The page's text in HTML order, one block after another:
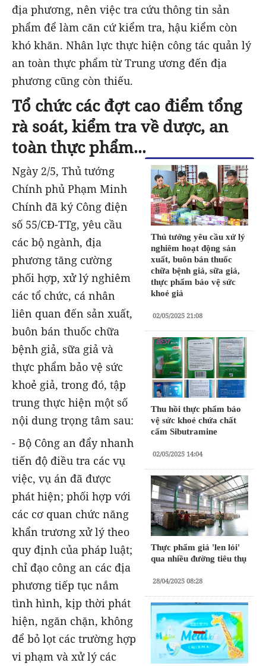
địa phương, nên việc tra cứu thông tin sản
phẩm để làm căn cứ kiểm tra, hậu kiểm còn
khó khăn. Nhân lực thực hiện công tác quản lý
an toàn thực phẩm từ Trung ương đến địa
phương cũng còn thiếu.
Tổ chức các đợt cao điểm tổng
rà soát, kiểm tra về dược, an
toàn thực phẩm...
Thủ tướng yêu cầu xử lý
nghiêm hoạt động sản
xuất, buôn bán thuốc
chữa bệnh giả, sữa giả,
thực phẩm bảo vệ sức
khoẻ giả
02/05/2025 21:08
Thu hồi thực phẩm bảo
vệ sức khoẻ chứa chất
cấm Sibutramine
02/05/2025 14:04
Thực phẩm giả 'len lỏi'
qua nhiều đường tiêu thụ
28/04/2025 08:28
Ngày 2/5, Thủ tướng
Chính phủ Phạm Minh
Chính đã ký Công điện
số 55/CĐ-TTg, yêu cầu
các bộ ngành, địa
phương tăng cường
phối hợp, xử lý nghiêm
các tổ chức, cá nhân
liên quan đến sản xuất,
buôn bán thuốc chữa
bệnh giả, sữa giả và
thực phẩm bảo vệ sức
khoẻ giả, trong đó, tập
trung thực hiện một số
nội dung trọng tâm sau:
- Bộ Công an đẩy nhanh
tiến độ điều tra các vụ
việc, vụ án đã được
phát hiện; phối hợp với
các cơ quan chức năng
khẩn trương xử lý theo
quy định của pháp luật;
chỉ đạo công an các địa
phương tiếp tục nắm
tình hình, kịp thời phát
hiện, ngăn chặn, không
để bỏ lọt các trường hợp
vi phạm và xử lý các